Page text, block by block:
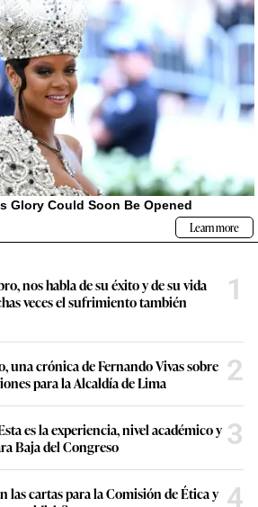
nos habla de su éxito y de su vida
veces el sufrimiento también
1
una crónica de Fernando Vivas sobre
para la Alcaldía de Lima
2
es la experiencia, nivel académico y
Baja del Congreso
3
las cartas para la Comisión de Ética y 4